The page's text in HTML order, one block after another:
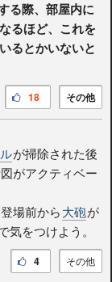
る際、部屋内に
るほど、これを
るとかいないと
その他
18
が掃除された後
がアクティベー
登場前から大砲が
をつけよう。
その他
4